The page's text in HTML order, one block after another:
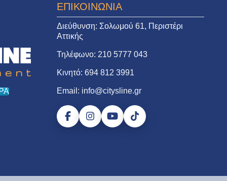
ΕΠΙΚΟΙΝΩΝΙΑ
Διεύθυνση: Σολωμού 61, Περιστέρι
Αττικής
Τηλέφωνο: 210 5777 043
Κινητό: 694 812 3991
Email: info@citysline.gr